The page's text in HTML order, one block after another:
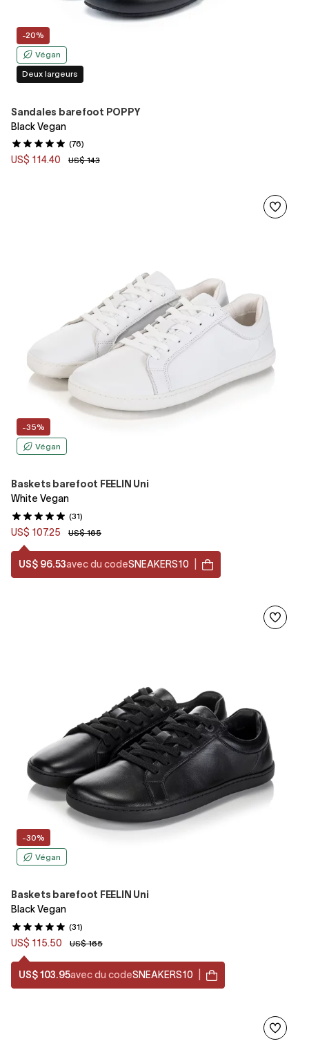
-20%
Végan
Deux largeurs
Sandales barefoot POPPY
Black Vegan
(76)
US$ 114.40 US$ 143
-35%
Végan
Baskets barefoot FEELIN Uni
White Vegan
(31)
US$ 107.25 US$ 165
US$ 96.53avec du codeSNEAKERS10
-30%
Végan
Baskets barefoot FEELIN Uni
Black Vegan
(31)
US$ 115.50 US$ 165
US$ 103.95avec du codeSNEAKERS10